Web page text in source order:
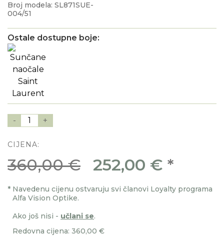
Broj modela: SL871SUE-
004/51
Ostale dostupne boje:
- 1 +
CIJENA:
360,00 € 252,00 € *
* Navedenu cijenu ostvaruju svi članovi Loyalty programa
Alfa Vision Optike.
Ako još nisi - učlani se.
Redovna cijena: 360,00 €